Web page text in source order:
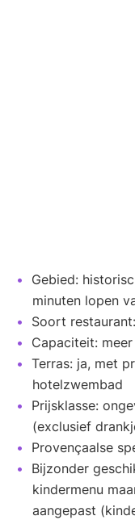
Gebied:
minuten lopen
Soort
Capaciteit:
Terras: ja, met
hotelzwembad
Prijsklasse:
(exclusief
Provençaalse
Bijzonder
kindermenu
aangepast